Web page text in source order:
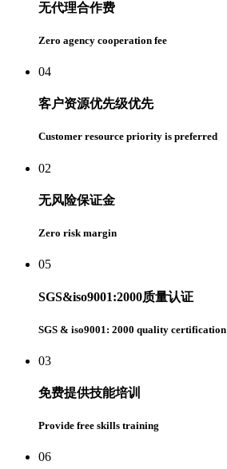
无代理合作费
Zero agency cooperation fee
04
客户资源优先级优先
Customer resource priority is preferred
02
无风险保证金
Zero risk margin
05
SGS&iso9001:2000质量认证
SGS & iso9001: 2000 quality certification
03
免费提供技能培训
Provide free skills training
06